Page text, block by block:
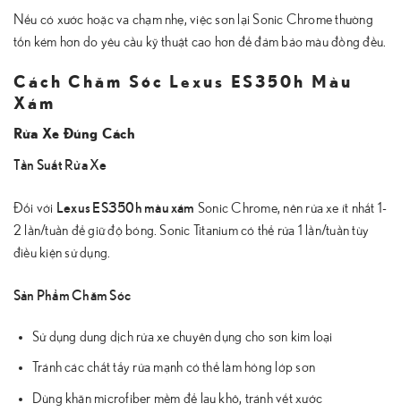
Nếu có xước hoặc va chạm nhẹ, việc sơn lại Sonic Chrome thường
tốn kém hơn do yêu cầu kỹ thuật cao hơn để đảm bảo màu đồng đều.
Cách Chăm Sóc Lexus ES350h Màu
Xám
Rửa Xe Đúng Cách
Tần Suất Rửa Xe
Đối với Lexus ES350h màu xám Sonic Chrome, nên rửa xe ít nhất 1-
2 lần/tuần để giữ độ bóng. Sonic Titanium có thể rửa 1 lần/tuần tùy
điều kiện sử dụng.
Sản Phẩm Chăm Sóc
Sử dụng dung dịch rửa xe chuyên dụng cho sơn kim loại
Tránh các chất tẩy rửa mạnh có thể làm hỏng lớp sơn
Dùng khăn microfiber mềm để lau khô, tránh vết xước